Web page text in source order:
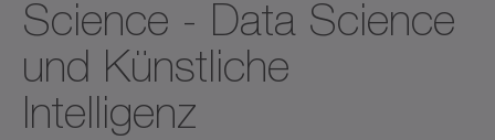
Science - Data Science
und Künstliche
Intelligenz